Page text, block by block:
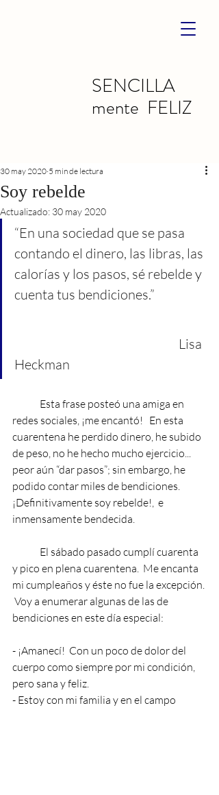
SENCILLA
mente FELIZ
Soy rebelde
30 may 2020 5 min de lectura
Actualizado: 30 may 2020
“En una sociedad que se pasa
contando el dinero, las libras, las
calorías y los pasos, sé rebelde y
cuenta tus bendiciones.”
Lisa
Heckman
Esta frase posteó una amiga en
redes sociales, ¡me encantó!   En esta
cuarentena he perdido dinero, he subido
de peso, no he hecho mucho ejercicio...
peor aún “dar pasos”; sin embargo, he
podido contar miles de bendiciones.
¡Definitivamente soy rebelde!,  e
inmensamente bendecida.
El sábado pasado cumplí cuarenta
y pico en plena cuarentena.  Me encanta
mi cumpleaños y éste no fue la excepción.
Voy a enumerar algunas de las de
bendiciones en este día especial:
- ¡Amanecí!  Con un poco de dolor del
cuerpo como siempre por mi condición,
pero sana y feliz.
- Estoy con mi familia y en el campo